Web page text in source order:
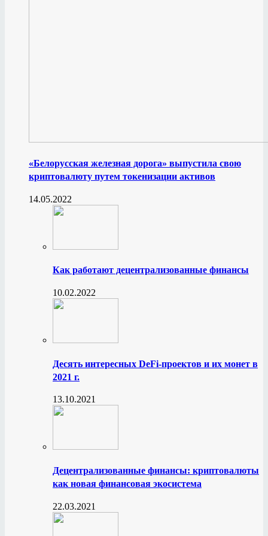
«Белорусская железная дорога» выпустила свою
криптовалюту путем токенизации активов
14.05.2022
Как работают децентрализованные финансы
10.02.2022
Десять интересных DeFi-проектов и их монет в
2021 г.
13.10.2021
Децентрализованные финансы: криптовалюты
как новая финансовая экосистема
22.03.2021